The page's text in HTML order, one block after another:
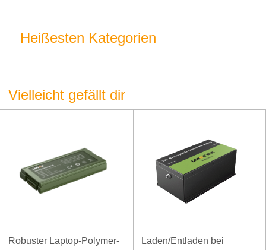
Heißesten Kategorien
Vielleicht gefällt dir
Robuster Laptop-Polymer-
Laden/Entladen bei